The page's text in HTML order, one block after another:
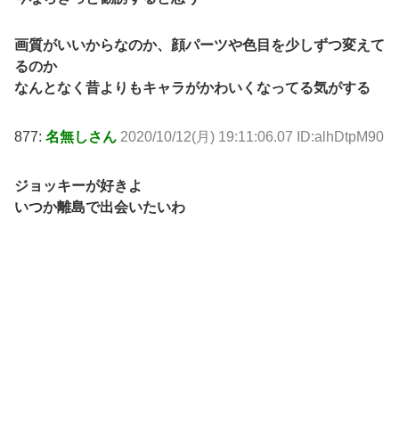
画質がいいからなのか、顔パーツや色目を少しずつ変えて
るのか
なんとなく昔よりもキャラがかわいくなってる気がする
877: 名無しさん 2020/10/12(月) 19:11:06.07 ID:alhDtpM90
ジョッキーが好きよ
いつか離島で出会いたいわ